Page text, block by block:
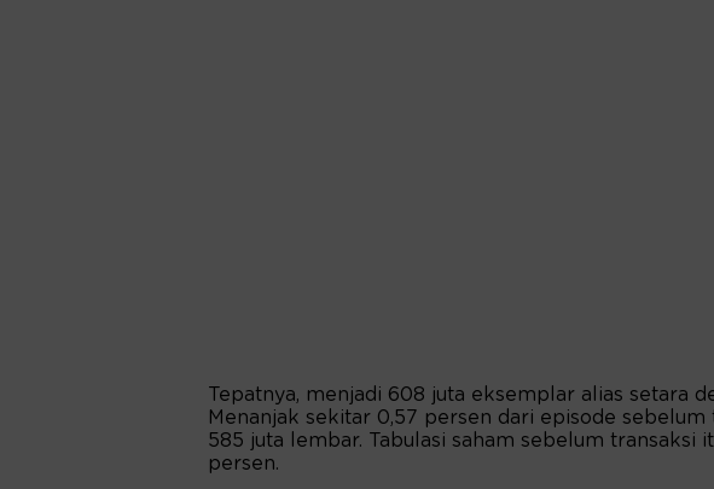
Tepatnya, menjadi 608 juta eksemplar alias setara
Menanjak sekitar 0,57 persen dari episode
585 juta lembar. Tabulasi saham sebelum transaksi
persen.